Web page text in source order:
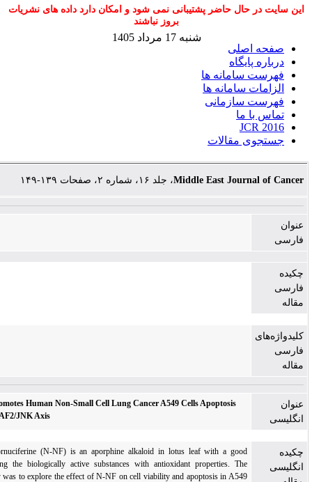
پشتیبانی نمی شود و امکان دارد داده های نشریات
ها
ها
Middle East، جلد ۱۶، شماره ۲، صفحات ۱۳۹-۱۴۹
N-Nornuciferine Promotes Human Non-Small Cell Lung Cancer A549 Cells Apoptosis
via miR-361-3p/TRAF2/JNK Axis
Background:N-Nornuciferine (N-NF) is an aporphine alkaloid in lotus leaf with a
resource for obtaining the biologically active substances with antioxidant properties.
purpose of this study was to explore the effect of N-NF on cell viability and apoptosis in